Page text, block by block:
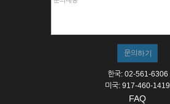
한국: 02-561-6306
미국: 917-460-1419
FAQ